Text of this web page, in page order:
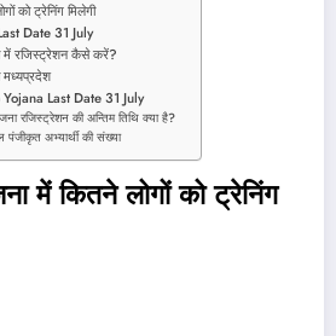
को ट्रेनिंग मिलेगी
Date 31 July
में रजिस्ट्रेशन कैसे करें?
मध्यप्रदेश
Last Date 31 July
रजिस्ट्रेशन की अन्तिम तिथि क्या है?
अभ्यार्थी की संख्या
में कितने लोगों को ट्रेनिंग